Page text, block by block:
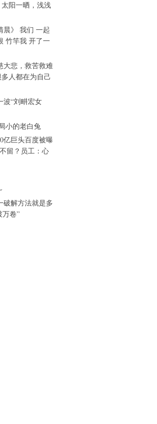
阳一晒，浅浅
晨》 我们 一起
竹竿我 开了一
大悲，救苦救难
人都在为自己
波“刘畊宏女
小的老白兔
亿巨头百度被曝
留？员工：心
破解方法就是多
万卷”